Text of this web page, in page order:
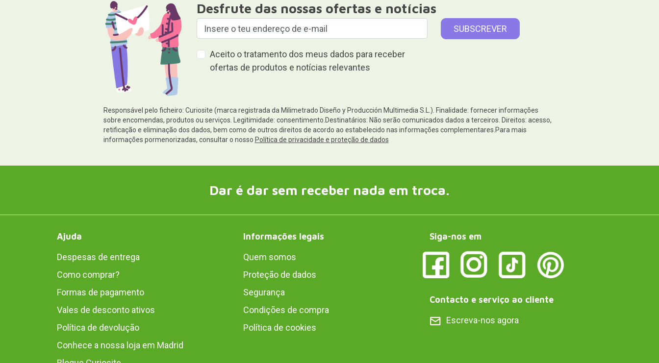
Desfrute das nossas ofertas e notícias
Aceito o tratamento dos meus dados para receber
ofertas de produtos e notícias relevantes
Responsável pelo ficheiro: Curiosite (marca registrada da Milimetrado Diseño y Producción Multimedia S.L.). Finalidade: fornecer informações
sobre encomendas, produtos ou serviços. Legitimidade: consentimento.Destinatários: Não serão comunicados dados a terceiros. Direitos: acesso,
retificação e eliminação dos dados, bem como de outros direitos de acordo ao estabelecido nas informações complementares.Para mais
informações pormenorizadas, consultar o nosso Política de privacidade e proteção de dados
Dar é dar sem receber nada em troca.
Ajuda
Despesas de entrega
Como comprar?
Formas de pagamento
Vales de desconto ativos
Política de devolução
Conhece a nossa loja em Madrid
Informações legais
Quem somos
Proteção de dados
Segurança
Condições de compra
Política de cookies
Siga-nos em
Contacto e serviço ao cliente
Escreva-nos agora